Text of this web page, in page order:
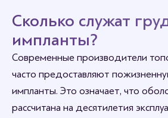
Сколько служат
импланты?
Современные производители
часто предоставляют
импланты. Это означает, что
рассчитана на десятилетия